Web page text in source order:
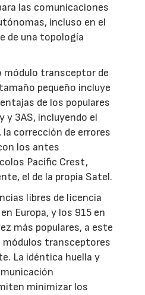
las comunicaciones
incluso en el
de una topología
módulo transceptor de
pequeño incluye
de los populares
y 3AS, incluyendo el
la corrección de errores
los antes
Pacific Crest,
el de la propia Satel.
libres de licencia
Europa, y los 915 en
más populares, a este
módulos transceptores
La idéntica huella y
minimizar los